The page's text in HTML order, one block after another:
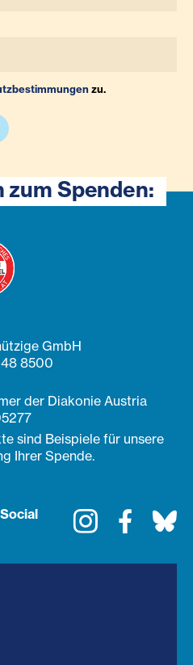
zu.
Spenden:
GmbH
8500
der Diakonie Austria
sind Beispiele für unsere
Ihrer Spende.
Instagram